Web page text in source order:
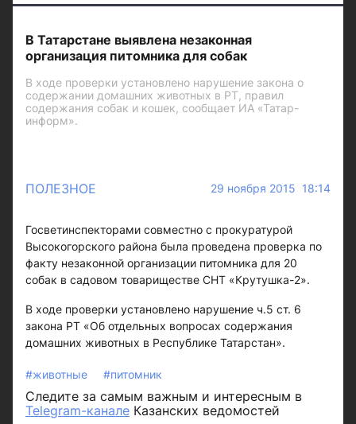
В Татарстане выявлена незаконная
организация питомника для собак
В ходе проверки установлено нарушение закона о
содержании домашних животных в РТ, правил
содержания собак и кошек, сообщает ИА «Татар-
информ».
ПОЛЕЗНОЕ 29 ноября 2015 18:14
Госветинспекторами совместно с прокуратурой
Высокогорского района была проведена проверка по
факту незаконной организации питомника для 20
собак в садовом товариществе СНТ «Крутушка-2».
В ходе проверки установлено нарушение ч.5 ст. 6
закона РТ «Об отдельных вопросах содержания
домашних животных в Республике Татарстан».
#животные #питомник
Следите за самым важным и интересным в
Telegram-канале Казанских ведомостей